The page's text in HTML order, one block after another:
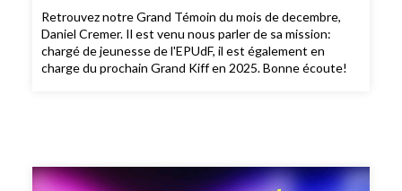
Retrouvez notre Grand Témoin du mois de decembre,
Daniel Cremer. Il est venu nous parler de sa mission:
chargé de jeunesse de l'EPUdF, il est également en
charge du prochain Grand Kiff en 2025. Bonne écoute!